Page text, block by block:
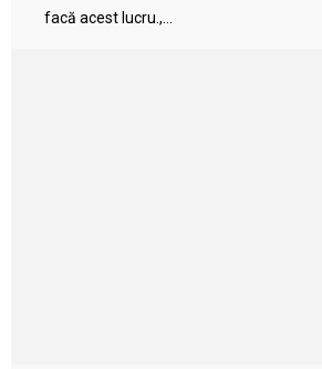
facă acest lucru.,...